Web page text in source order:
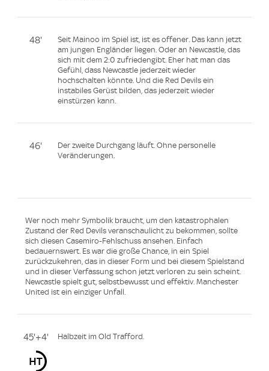
48'
Seit Mainoo im Spiel ist, ist es offener. Das kann jetzt
am jungen Engländer liegen. Oder an Newcastle, das
sich mit dem 2:0 zufriedengibt. Eher hat man das
Gefühl, dass Newcastle jederzeit wieder
hochschalten könnte. Und die Red Devils ein
instabiles Gerüst bilden, das jederzeit wieder
einstürzen kann.
46'
Der zweite Durchgang läuft. Ohne personelle
Veränderungen.
Wer noch mehr Symbolik braucht, um den katastrophalen
Zustand der Red Devils veranschaulicht zu bekommen, sollte
sich diesen Casemiro-Fehlschuss ansehen. Einfach
bedauernswert. Es war die große Chance, in ein Spiel
zurückzukehren, das in dieser Form und bei diesem Spielstand
und in dieser Verfassung schon jetzt verloren zu sein scheint.
Newcastle spielt gut, selbstbewusst und effektiv. Manchester
United ist ein einziger Unfall.
45'+4' Halbzeit im Old Trafford.